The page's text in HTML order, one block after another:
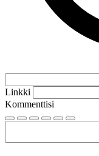
Linkki
Kommenttisi